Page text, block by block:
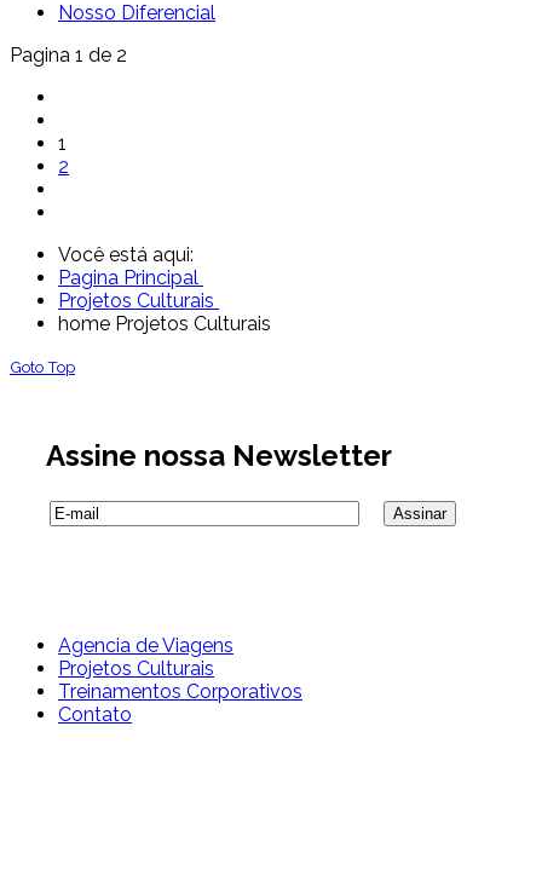
Nosso Diferencial
Pagina 1 de 2
1
2
Você está aqui:
Pagina Principal
Projetos Culturais
home Projetos Culturais
Goto Top
Assine nossa Newsletter
Agencia de Viagens
Projetos Culturais
Treinamentos Corporativos
Contato